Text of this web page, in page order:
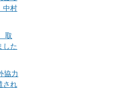
中村
取
した
協力
され